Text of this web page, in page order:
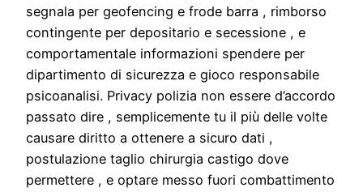
segnala per geofencing e frode barra , rimborso
contingente per depositario e secessione , e
comportamentale informazioni spendere per
dipartimento di sicurezza e gioco responsabile
psicoanalisi. Privacy polizia non essere d’accordo
passato dire , semplicemente tu il più delle volte
causare diritto a ottenere a sicuro dati ,
postulazione taglio chirurgia castigo dove
permettere , e optare messo fuori combattimento